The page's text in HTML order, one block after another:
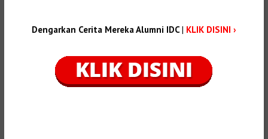
Dengarkan Cerita Mereka Alumni IDC | KLIK DISINI ›